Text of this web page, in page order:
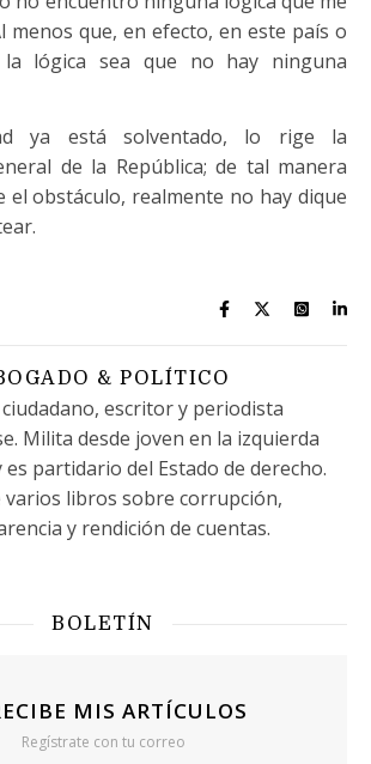
menos que, en efecto, en este país o
la lógica sea que no hay ninguna
ya está solventado, lo rige la
de la República; de tal manera
el obstáculo, realmente no hay dique
& POLÍTICO
escritor y periodista
Milita desde joven en la izquierda
es partidario del Estado de derecho.
varios libros sobre corrupción,
y rendición de cuentas.
BOLETÍN
MIS ARTÍCULOS
Regístrate con tu correo